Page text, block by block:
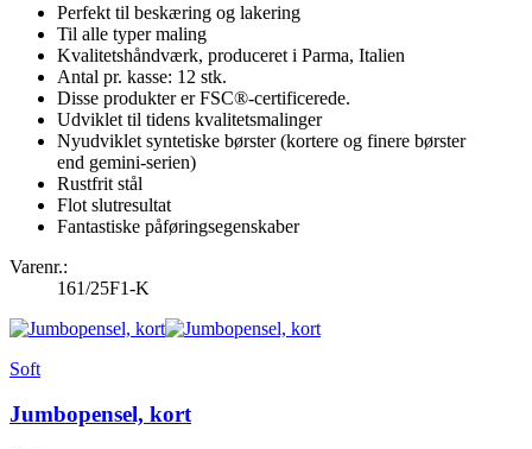
Perfekt til beskæring og lakering
Til alle typer maling
Kvalitetshåndværk, produceret i Parma, Italien
Antal pr. kasse: 12 stk.
Disse produkter er FSC®-certificerede.
Udviklet til tidens kvalitetsmalinger
Nyudviklet syntetiske børster (kortere og finere børster
end gemini-serien)
Rustfrit stål
Flot slutresultat
Fantastiske påføringsegenskaber
Varenr.:
161/25F1-K
Soft
Jumbopensel, kort